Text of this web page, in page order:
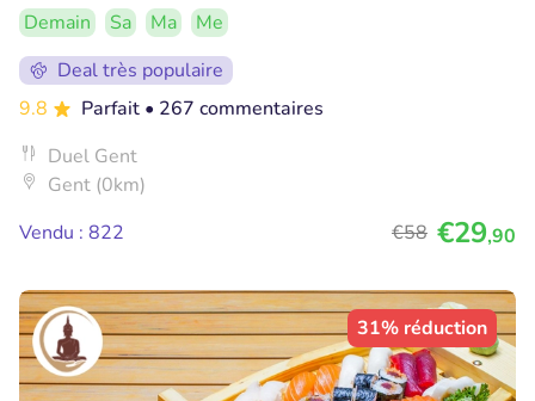
Demain Sa Ma
Me
Deal très populaire
9.8
Parfait • 267 commentaires
Duel Gent
Gent (0km)
Vendu : 822
€58 €29,90
31% réduction